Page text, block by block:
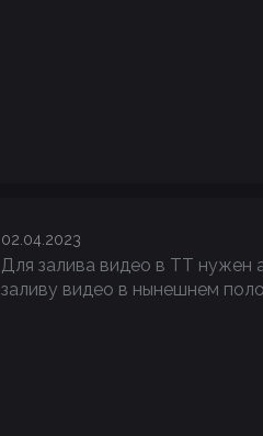
02.04.2023
Для залива видео в ТТ нужен
заливу видео в нынешнем